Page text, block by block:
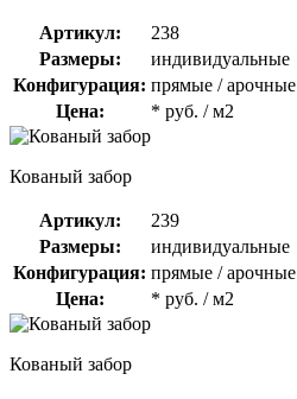
Артикул:
238
Размеры:
индивидуальные
Конфигурация: прямые / арочные
Цена:
* руб. / м2
Кованый забор
Артикул:
239
Размеры:
индивидуальные
Конфигурация: прямые / арочные
Цена:
* руб. / м2
Кованый забор